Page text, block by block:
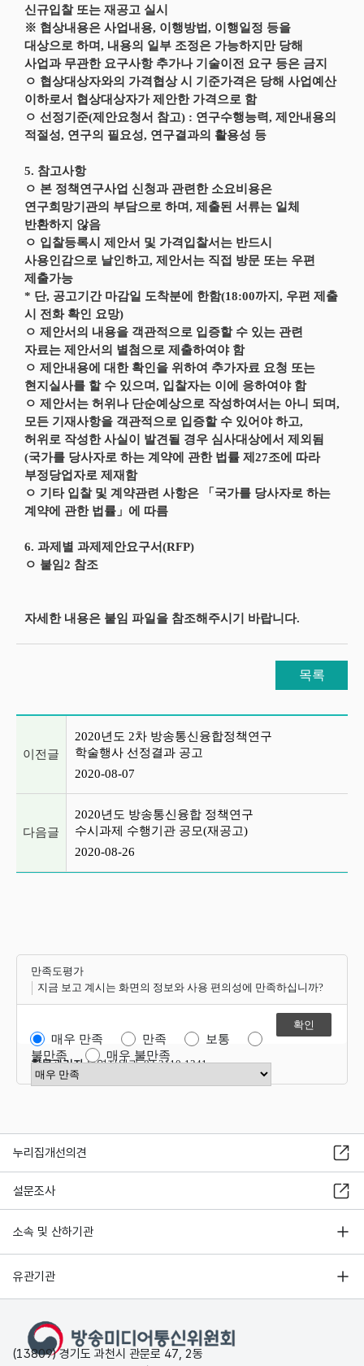
신규입찰 또는 재공고 실시
※ 협상내용은 사업내용, 이행방법, 이행일정 등을
대상으로 하며, 내용의 일부 조정은 가능하지만 당해
사업과 무관한 요구사항 추가나 기술이전 요구 등은 금지
ㅇ 협상대상자와의 가격협상 시 기준가격은 당해 사업예산
이하로서 협상대상자가 제안한 가격으로 함
ㅇ 선정기준(제안요청서 참고) : 연구수행능력, 제안내용의
적절성, 연구의 필요성, 연구결과의 활용성 등
5. 참고사항
ㅇ 본 정책연구사업 신청과 관련한 소요비용은
연구희망기관의 부담으로 하며, 제출된 서류는 일체
반환하지 않음
ㅇ 입찰등록시 제안서 및 가격입찰서는 반드시
사용인감으로 날인하고, 제안서는 직접 방문 또는 우편
제출가능
* 단, 공고기간 마감일 도착분에 한함(18:00까지, 우편 제출
시 전화 확인 요망)
ㅇ 제안서의 내용을 객관적으로 입증할 수 있는 관련
자료는 제안서의 별첨으로 제출하여야 함
ㅇ 제안내용에 대한 확인을 위하여 추가자료 요청 또는
현지실사를 할 수 있으며, 입찰자는 이에 응하여야 함
ㅇ 제안서는 허위나 단순예상으로 작성하여서는 아니 되며,
모든 기재사항을 객관적으로 입증할 수 있어야 하고,
허위로 작성한 사실이 발견될 경우 심사대상에서 제외됨
(국가를 당사자로 하는 계약에 관한 법률 제27조에 따라
부정당업자로 제재함
ㅇ 기타 입찰 및 계약관련 사항은 「국가를 당사자로 하는
계약에 관한 법률」에 따름
6. 과제별 과제제안요구서(RFP)
ㅇ 붙임2 참조
자세한 내용은 붙임 파일을 참조해주시기 바랍니다.
목록
이전글
2020년도 2차 방송통신융합정책연구
학술행사 선정결과 공고
2020-08-07
다음글
2020년도 방송통신융합 정책연구
수시과제 수행기관 공모(재공고)
2020-08-26
만족도평가
지금 보고 계시는 화면의 정보와 사용 편의성에 만족하십니까?
매우 만족 만족
보통
불만족
매우 불만족
만족도 점수 선택
항목관리자운영지원과 02-2110-1341
누리집개선의견
설문조사
소속 및 산하기관
유관기관
(13809) 경기도 과천시 관문로 47, 2동